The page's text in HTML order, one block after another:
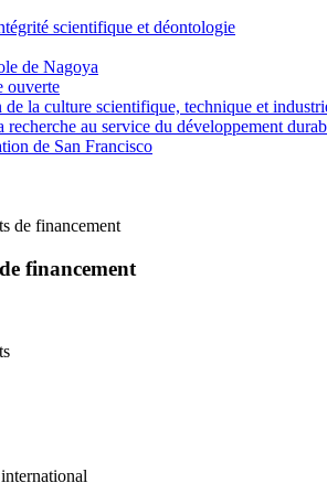
scientifique et déontologie
de Nagoya
ouverte
de la culture scientifique, technique et
recherche au service du développement
de San Francisco
de financement
financement